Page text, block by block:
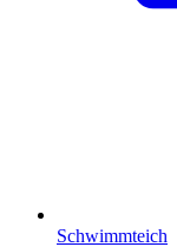
Schwimmteich